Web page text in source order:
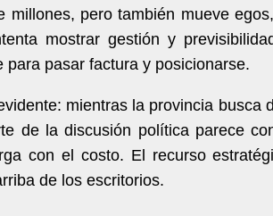
millones, pero también mueve
mostrar gestión y
para pasar factura y posicionarse.
mientras la provincia busca
de la discusión política parece
con el costo. El recurso
de los escritorios.